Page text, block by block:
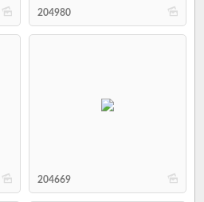
b b
204980
b b
204669